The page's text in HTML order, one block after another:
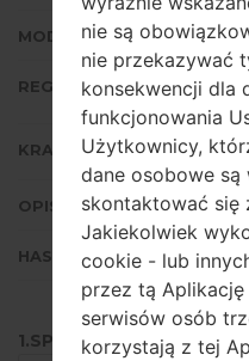
MODEM/CP WERSJA
REGION
KRAJ
OPIS
HASH
1.SPRAWDŹ RECAPTCHA
nie są
nie przekazywać
konsekwencji dla
funkcjonowania
Użytkownicy,
dane osobowe są
skontaktować się
Jakiekolwiek
cookie - lub
przez tą Aplikację
serwisów osób
korzystają z tej